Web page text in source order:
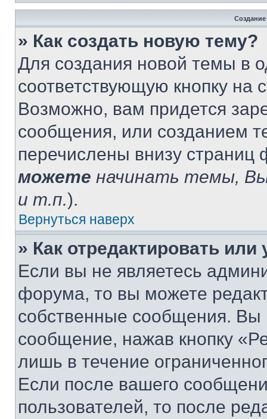
» Как создать новую тему?
Для создания новой темы в
соответствующую кнопку
Возможно, вам придется
сообщения, или созданием
перечислены внизу
можете начинать темы,
и т.п.).
Вернуться наверх
» Как отредактировать
Если вы не являетесь
форума, то вы можете
собственные сообщения. Вы
сообщение, нажав кнопку
лишь в течение
Если после вашего
пользователей, то после